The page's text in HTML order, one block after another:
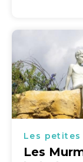
Les
Les